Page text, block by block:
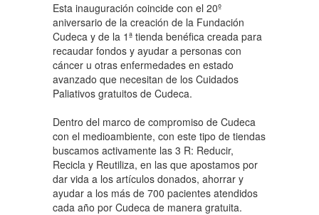
Esta inauguración coincide con el 20º
aniversario de la creación de la Fundación
Cudeca y de la 1ª tienda benéfica creada para
recaudar fondos y ayudar a personas con
cáncer u otras enfermedades en estado
avanzado que necesitan de los Cuidados
Paliativos gratuitos de Cudeca.
Dentro del marco de compromiso de Cudeca
con el medioambiente, con este tipo de tiendas
buscamos activamente las 3 R: Reducir,
Recicla y Reutiliza, en las que apostamos por
dar vida a los artículos donados, ahorrar y
ayudar a los más de 700 pacientes atendidos
cada año por Cudeca de manera gratuita.